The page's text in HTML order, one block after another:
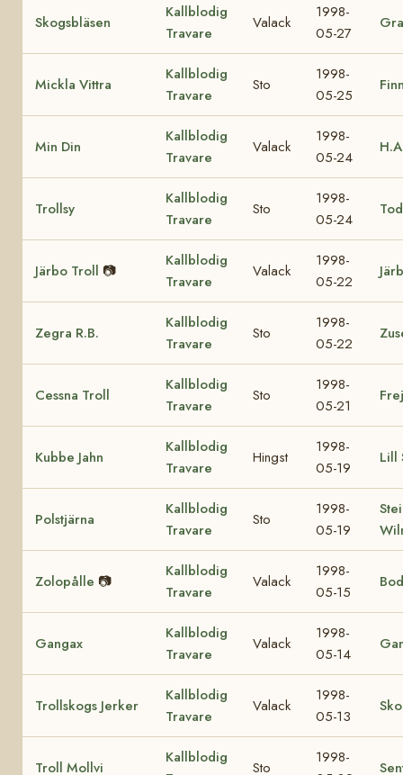
Skogsbläsen
Kallblodig
Travare
Valack
1998-
05-27
Mickla Vittra
Kallblodig
Travare
Sto
1998-
05-25
Min Din
Kallblodig
Travare
Valack
1998-
05-24
Trollsy
Kallblodig
Travare
Sto
1998-
05-24
Järbo Troll 📷
Kallblodig
Travare
Valack
1998-
05-22
Zegra R.B.
Kallblodig
Travare
Sto
1998-
05-22
Cessna Troll
Kallblodig
Travare
Sto
1998-
05-21
Kubbe Jahn
Kallblodig
Travare
Hingst
1998-
05-19
Lill
Polstjärna
Kallblodig
Travare
Sto
1998-
05-19
Zolopålle 📷
Kallblodig
Travare
Valack
1998-
05-15
Gangax
Kallblodig
Travare
Valack
1998-
05-14
Trollskogs Jerker
Kallblodig
Travare
Valack
1998-
05-13
Troll Mollvi
Kallblodig
Sto
1998-